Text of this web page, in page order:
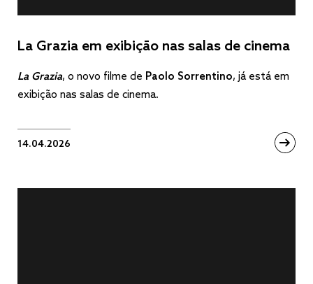
La Grazia em exibição nas salas de cinema
La Grazia, o novo filme de Paolo Sorrentino, já está em
exibição nas salas de cinema.
14.04.2026